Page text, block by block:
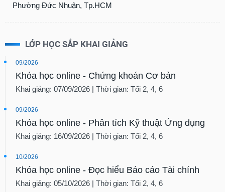
Phường Đức Nhuận, Tp.HCM
LỚP HỌC SẮP KHAI GIẢNG
09/2026
Khóa học online - Chứng khoán Cơ bản
Khai giảng: 07/09/2026 | Thời gian: Tối 2, 4, 6
09/2026
Khóa học online - Phân tích Kỹ thuật Ứng dụng
Khai giảng: 16/09/2026 | Thời gian: Tối 2, 4, 6
10/2026
Khóa học online - Đọc hiểu Báo cáo Tài chính
Khai giảng: 05/10/2026 | Thời gian: Tối 2, 4, 6